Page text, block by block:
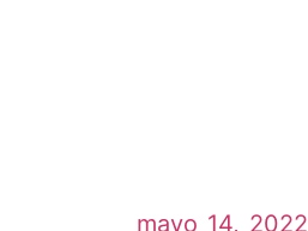
mayo 14, 2022